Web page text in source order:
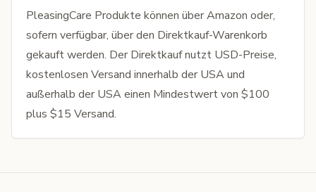
PleasingCare Produkte können über Amazon oder,
sofern verfügbar, über den Direktkauf-Warenkorb
gekauft werden. Der Direktkauf nutzt USD-Preise,
kostenlosen Versand innerhalb der USA und
außerhalb der USA einen Mindestwert von $100
plus $15 Versand.